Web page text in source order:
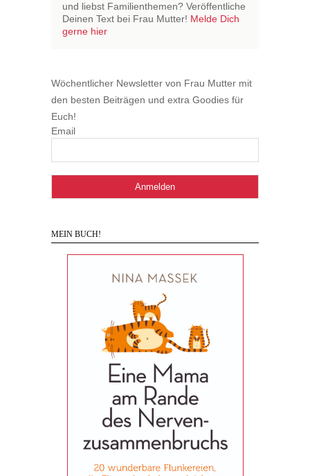
und liebst Familienthemen? Veröffentliche
Deinen Text bei Frau Mutter! Melde Dich
gerne hier
Wöchentlicher Newsletter von Frau Mutter mit
den besten Beiträgen und extra Goodies für
Euch!
Email
MEIN BUCH!